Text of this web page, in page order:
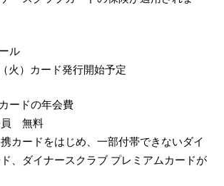
ル
火）カード発行開始予定
ードの年会費
員 無料
カードをはじめ、一部付帯できないダイ
、ダイナースクラブ プレミアムカードが